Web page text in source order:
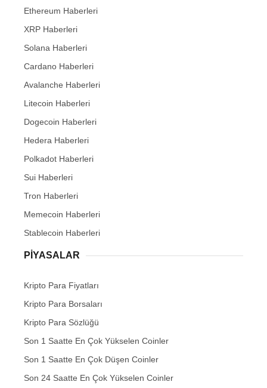
Ethereum Haberleri
XRP Haberleri
Solana Haberleri
Cardano Haberleri
Avalanche Haberleri
Litecoin Haberleri
Dogecoin Haberleri
Hedera Haberleri
Polkadot Haberleri
Sui Haberleri
Tron Haberleri
Memecoin Haberleri
Stablecoin Haberleri
PIYASALAR
Kripto Para Fiyatları
Kripto Para Borsaları
Kripto Para Sözlüğü
Son 1 Saatte En Çok Yükselen Coinler
Son 1 Saatte En Çok Düşen Coinler
Son 24 Saatte En Çok Yükselen Coinler